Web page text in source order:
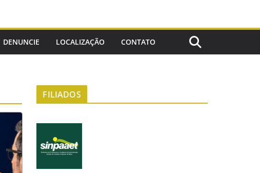
DENUNCIE LOCALIZAÇÃO CONTATO
FILIADOS